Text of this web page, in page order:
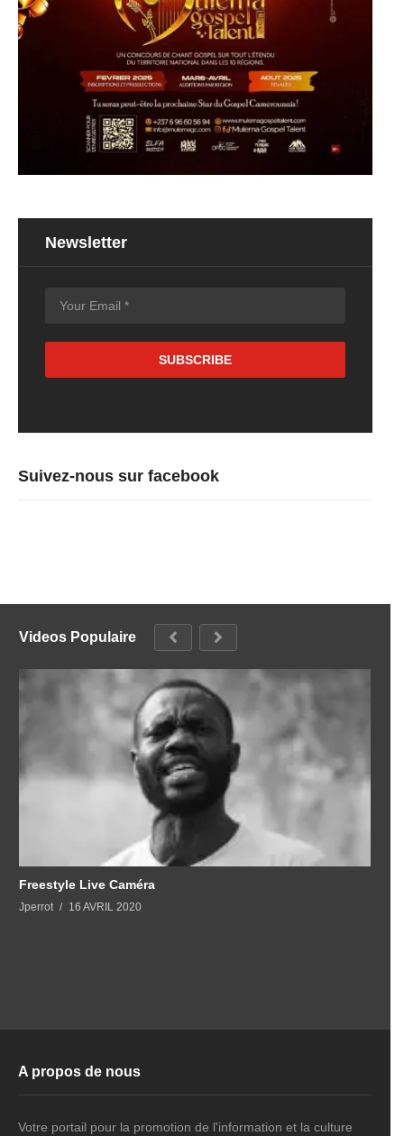
Newsletter
Suivez-nous sur facebook
Videos Populaire
Freestyle Live Caméra
Jperrot 16 AVRIL 2020
A propos de nous
Votre portail pour la promotion de l'information et la culture